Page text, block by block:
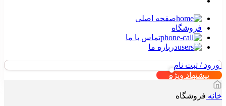
صفحه اصلی
فروشگاه
تماس با ما
درباره ما
ورود / ثبت نام
پیشنهاد ویژه
خانه فروشگاه